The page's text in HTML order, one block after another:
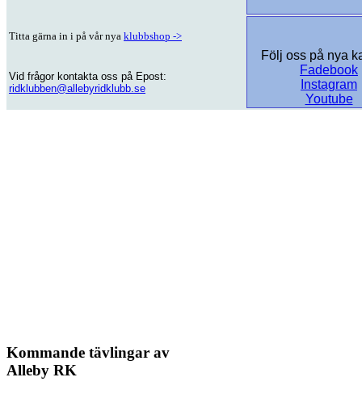
Titta gärna in i på vår nya klubbshop ->
Vid frågor kontakta oss på Epost:
ridklubben@allebyridklubb.se
Följ oss på nya
Fadebook
Instagram
Youtube
Kommande tävlingar av
Alleby RK